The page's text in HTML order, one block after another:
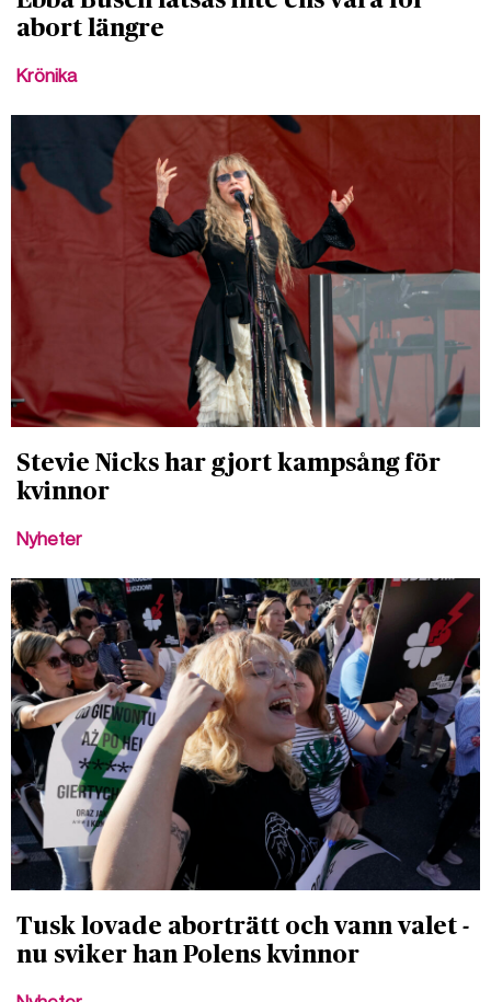
abort längre
Krönika
Stevie Nicks har gjort kampsång för
kvinnor
Nyheter
Tusk lovade aborträtt och vann valet -
nu sviker han Polens kvinnor